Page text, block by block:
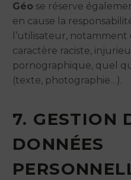
Géo se réserve
en cause la
l’utilisateur, notamment
caractère raciste,
pornographique, quel
(texte, photographie…).
7. GESTION
DONNÉES